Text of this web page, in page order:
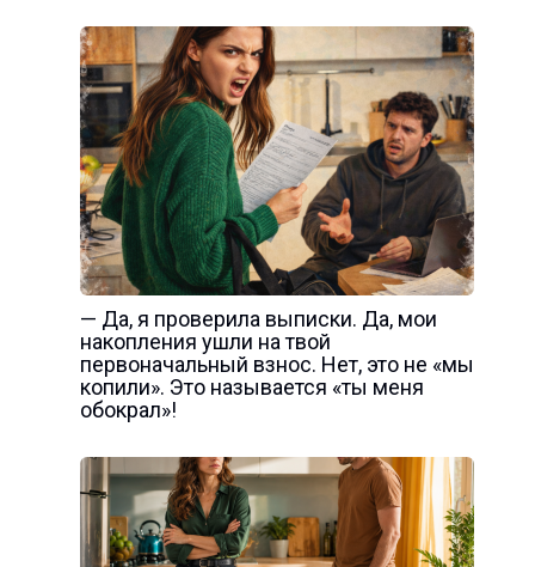
— Да, я проверила выписки. Да, мои
накопления ушли на твой
первоначальный взнос. Нет, это не «мы
копили». Это называется «ты меня
обокрал»!